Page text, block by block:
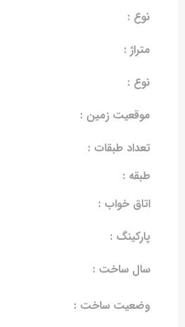
نوع :
متراژ :
نوع :
موقعیت زمین :
تعداد طبقات :
طبقه :
اتاق خواب :
پارکینگ :
سال ساخت :
وضعیت ساخت :